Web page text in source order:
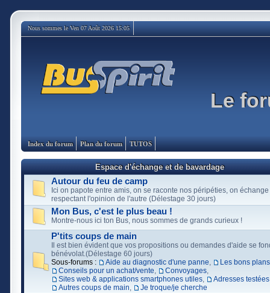
Nous sommes le Ven 07 Août 2026 15:05
Le
Index du forum Plan du forum TUTOS
Espace d'échange et de bavardage
Autour du feu de camp
Ici on papote entre amis, on se raconte nos péripéties, on
respectant l'opinion de l'autre (Délestage 30 jours)
Mon Bus, c'est le plus beau !
Montre-nous ici ton Bus, nous sommes de grands curieux !
P'tits coups de main
Il est bien évident que vos propositions ou demandes d'aide se
bénévolat.(Délestage 60 jours)
Sous-forums :
Aide au diagnostic d'une panne,
Les bons
Conseils pour un achat/vente, Convoyages,
Sites web & applications smartphones utiles, Adresses testées
Autres coups de main, Je troque/je cherche